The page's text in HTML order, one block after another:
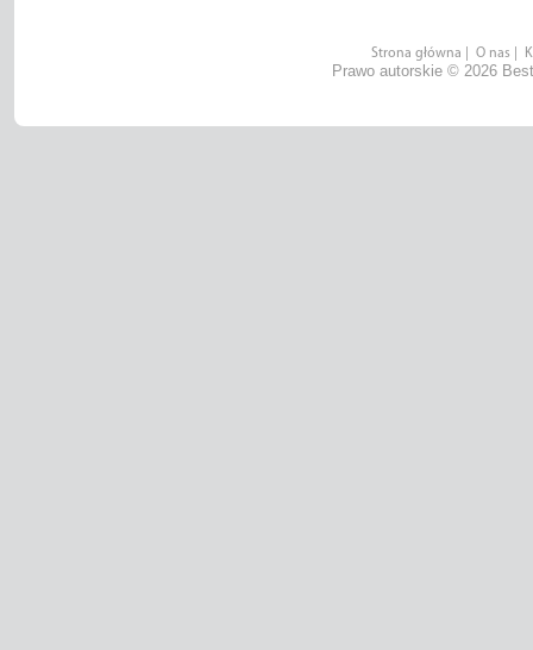
Strona główna O nas
Prawo autorskie © 2026